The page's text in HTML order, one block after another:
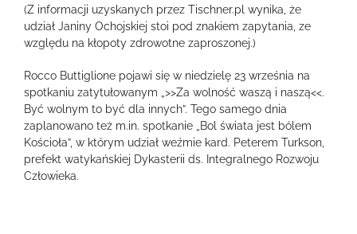
(Z informacji uzyskanych przez Tischner.pl wynika, że
udział Janiny Ochojskiej stoi pod znakiem zapytania, ze
względu na kłopoty zdrowotne zaproszonej.)
Rocco Buttiglione pojawi się w niedzielę 23 września na
spotkaniu zatytułowanym „>>Za wolność waszą i naszą<<.
Być wolnym to być dla innych”. Tego samego dnia
zaplanowano też m.in. spotkanie „Bol świata jest bólem
Kościoła”, w którym udział weźmie kard. Peterem Turkson,
prefekt watykańskiej Dykasterii ds. Integralnego Rozwoju
Człowieka.